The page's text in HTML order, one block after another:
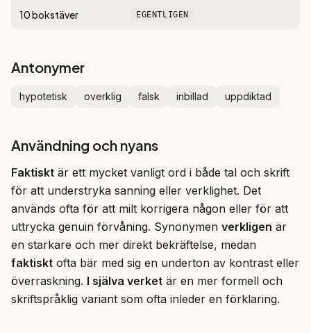
10bokstäver EGENTLIGEN
Antonymer
hypotetisk overklig falsk inbillad uppdiktad
Användning och nyans
Faktiskt är ett mycket vanligt ord i både tal och skrift
för att understryka sanning eller verklighet. Det
används ofta för att milt korrigera någon eller för att
uttrycka genuin förvåning. Synonymen verkligen är
faktiskt ofta bär med sig en underton av kontrast eller
överraskning. I själva verket är en mer formell och
skriftspråklig variant som ofta inleder en förklaring.